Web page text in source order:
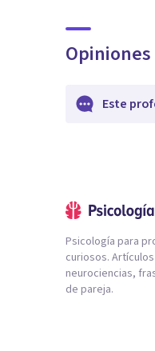
Opiniones
Este
Psicología para
curiosos.
neurociencias,
de pareja.